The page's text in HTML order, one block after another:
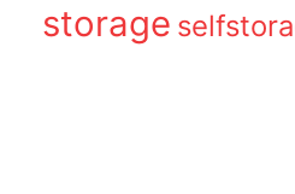
storage